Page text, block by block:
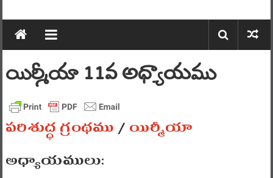
యిర్మీయా 11వ అధ్యాయము
పరిశుద్ధ గ్రంథము/యిర్మీయా
అధ్యాయములు: